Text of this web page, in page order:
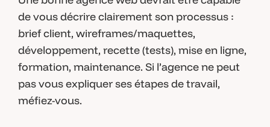
de vous décrire clairement son processus :
brief client, wireframes/maquettes,
développement, recette (tests), mise en ligne,
formation, maintenance. Si l’agence ne peut
pas vous expliquer ses étapes de travail,
méfiez-vous.